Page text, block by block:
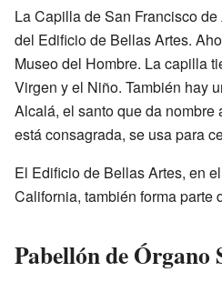
La Capilla de San Francisco
del Edificio de Bellas Artes.
Museo del Hombre. La capilla
Virgen y el Niño. También hay
Alcalá, el santo que da nombre
está consagrada, se usa para
El Edificio de Bellas Artes, en
California, también forma parte
Pabellón de Órgano